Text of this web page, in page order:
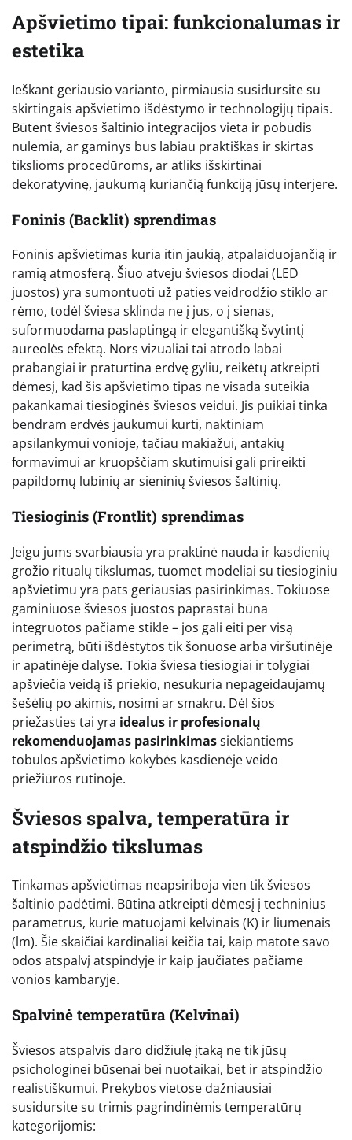
Apšvietimo tipai: funkcionalumas ir
estetika
Ieškant geriausio varianto, pirmiausia susidursite su
skirtingais apšvietimo išdėstymo ir technologijų tipais.
Būtent šviesos šaltinio integracijos vieta ir pobūdis
nulemia, ar gaminys bus labiau praktiškas ir skirtas
tikslioms procedūroms, ar atliks išskirtinai
dekoratyvinę, jaukumą kuriančią funkciją jūsų interjere.
Foninis (Backlit) sprendimas
Foninis apšvietimas kuria itin jaukią, atpalaiduojančią ir
ramią atmosferą. Šiuo atveju šviesos diodai (LED
juostos) yra sumontuoti už paties veidrodžio stiklo ar
rėmo, todėl šviesa sklinda ne į jus, o į sienas,
suformuodama paslaptingą ir elegantišką švytintį
aureolės efektą. Nors vizualiai tai atrodo labai
prabangiai ir praturtina erdvę gyliu, reikėtų atkreipti
dėmesį, kad šis apšvietimo tipas ne visada suteikia
pakankamai tiesioginės šviesos veidui. Jis puikiai tinka
bendram erdvės jaukumui kurti, naktiniam
apsilankymui vonioje, tačiau makiažui, antakių
formavimui ar kruopščiam skutimuisi gali prireikti
papildomų lubinių ar sieninių šviesos šaltinių.
Tiesioginis (Frontlit) sprendimas
Jeigu jums svarbiausia yra praktinė nauda ir kasdienių
grožio ritualų tikslumas, tuomet modeliai su tiesioginiu
apšvietimu yra pats geriausias pasirinkimas. Tokiuose
gaminiuose šviesos juostos paprastai būna
integruotos pačiame stikle – jos gali eiti per visą
perimetrą, būti išdėstytos tik šonuose arba viršutinėje
ir apatinėje dalyse. Tokia šviesa tiesiogiai ir tolygiai
apšviečia veidą iš priekio, nesukuria nepageidaujamų
šešėlių po akimis, nosimi ar smakru. Dėl šios
priežasties tai yra idealus ir profesionalų
rekomenduojamas pasirinkimassiekiantiems
tobulos apšvietimo kokybės kasdienėje veido
priežiūros rutinoje.
Šviesos spalva, temperatūra ir
atspindžio tikslumas
Tinkamas apšvietimas neapsiriboja vien tik šviesos
šaltinio padėtimi. Būtina atkreipti dėmesį į techninius
parametrus, kurie matuojami kelvinais (K) ir liumenais
(lm). Šie skaičiai kardinaliai keičia tai, kaip matote savo
odos atspalvį atspindyje ir kaip jaučiatės pačiame
vonios kambaryje.
Spalvinė temperatūra (Kelvinai)
Šviesos atspalvis daro didžiulę įtaką ne tik jūsų
psichologinei būsenai bei nuotaikai, bet ir atspindžio
realistiškumui. Prekybos vietose dažniausiai
susidursite su trimis pagrindinėmis temperatūrų
kategorijomis: